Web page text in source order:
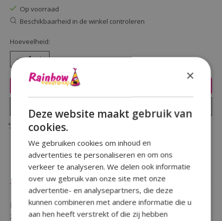
Op voorraad
Beschikbaarheid in de winkel controleren
Hoeveelheid:
Toevoegen aan winkelwagen
Toevoegen om te vergelijken
Reviews (0)
Een verjaardag te vieren en wil je iemand in het
zonnetje zetten door een opvallende button te geven
×
Deze website maakt gebruik van
cookies.
We gebruiken cookies om inhoud en
advertenties te personaliseren en om ons
verkeer te analyseren. We delen ook informatie
over uw gebruik van onze site met onze
advertentie- en analysepartners, die deze
kunnen combineren met andere informatie die u
aan hen heeft verstrekt of die zij hebben